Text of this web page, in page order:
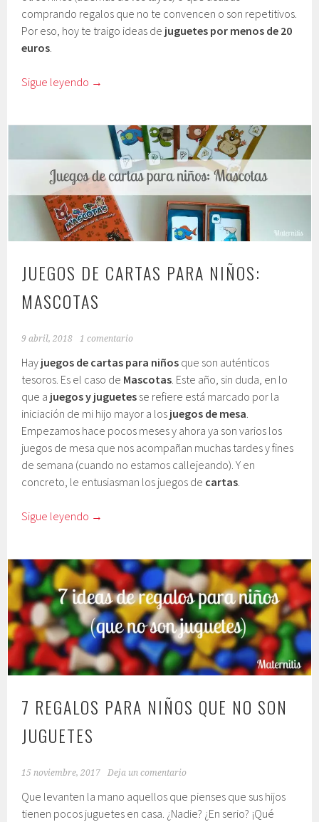
comprando regalos que no te convencen o son repetitivos.
Por eso, hoy te traigo ideas de juguetes por menos de 20
euros.
Sigue leyendo →
JUEGOS DE CARTAS PARA NIÑOS:
MASCOTAS
9 abril, 2018 1 comentario
Hay juegos de cartas para niños que son auténticos
tesoros. Es el caso de Mascotas. Este año, sin duda, en lo
que a juegos y juguetes se refiere está marcado por la
iniciación de mi hijo mayor a los juegos de mesa.
Empezamos hace pocos meses y ahora ya son varios los
juegos de mesa que nos acompañan muchas tardes y fines
de semana (cuando no estamos callejeando). Y en
concreto, le entusiasman los juegos de cartas.
Sigue leyendo →
7 REGALOS PARA NIÑOS QUE NO SON
JUGUETES
15 noviembre, 2017 Deja un comentario
Que levanten la mano aquellos que pienses que sus hijos
tienen pocos juguetes en casa. ¿Nadie? ¿En serio? ¡Qué